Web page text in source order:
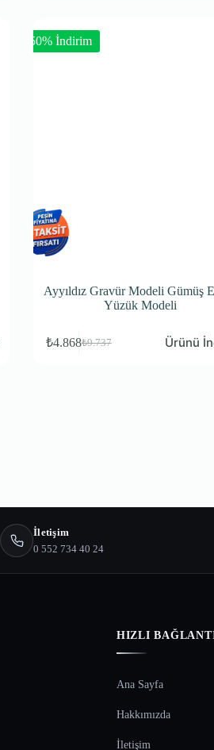
-50% İndirim
Ayyıldız Gravür Modeli Gümüş
Yüzük Modeli
₺9.737
₺4.868 Ürünü
İletişim
0 552 734 40 24
HIZLI
Ana Sayfa
Hakkımızda
İletişim